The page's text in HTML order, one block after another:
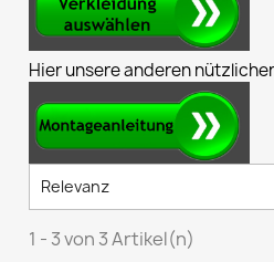
Hier unsere anderen
Relevanz
1 - 3 von 3 Artikel(n)